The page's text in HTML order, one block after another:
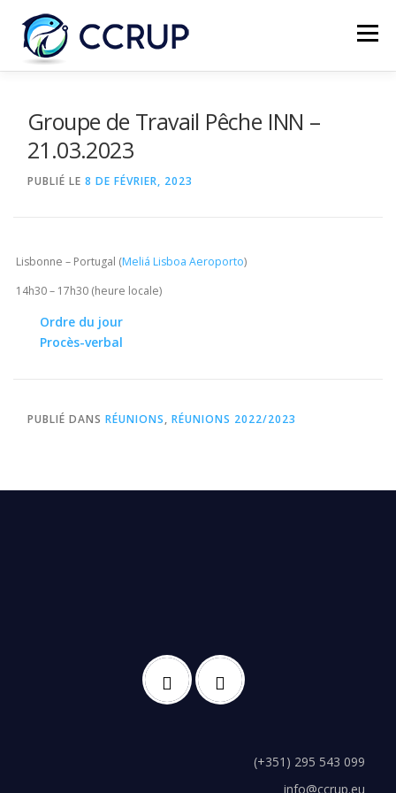
Menu
Groupe de Travail Pêche INN –
21.03.2023
PUBLIÉ LE 8 DE FÉVRIER, 2023
Lisbonne – Portugal (Meliá Lisboa Aeroporto)
14h30 – 17h30 (heure locale)
Ordre du jour
Procès-verbal
PUBLIÉ DANS RÉUNIONS, RÉUNIONS 2022/2023
(+351) 295 543 099
info@ccrup.eu